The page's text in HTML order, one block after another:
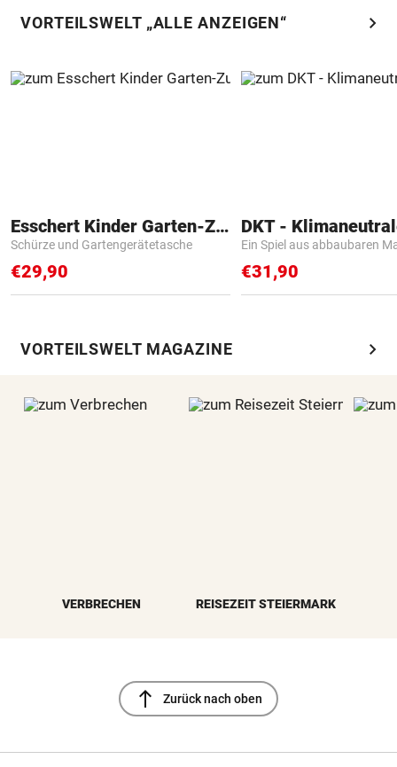
VORTEILSWELT „ALLE ANZEIGEN“ chevron_right
Esschert Kinder Garten-Zubehör
Schürze und Gartengerätetasche
€29,90
Ein Spiel aus abbaubaren
€31,90
VORTEILSWELT MAGAZINE chevron_right
VERBRECHEN REISEZEIT STEIERMARK
north Zurück nach oben